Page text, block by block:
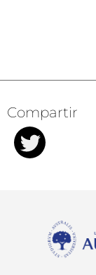
Compartir